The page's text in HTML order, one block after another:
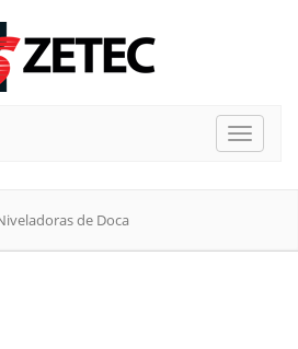
Toggle
de Doca